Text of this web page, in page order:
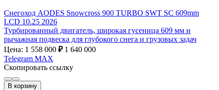
Снегоход AODES Snowcross 900 TURBO SWT SC 609mm
LCD 10.25 2026
Турбированный двигатель, широкая гусеница 609 мм и
рычажная подвеска для глубокого снега и грузовых задач
Цена: 1 558 000 ₽ 1 640 000
Telegram MAX
Скопировать ссылку
В корзину